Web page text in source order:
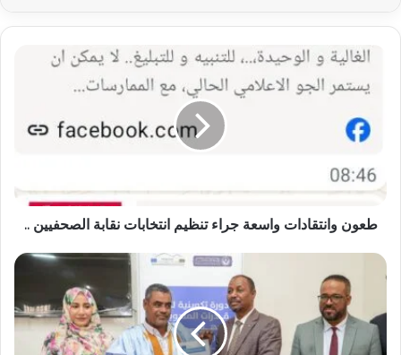
طعون وانتقادات واسعة جراء تنظيم انتخابات نقابة الصحفيين ..